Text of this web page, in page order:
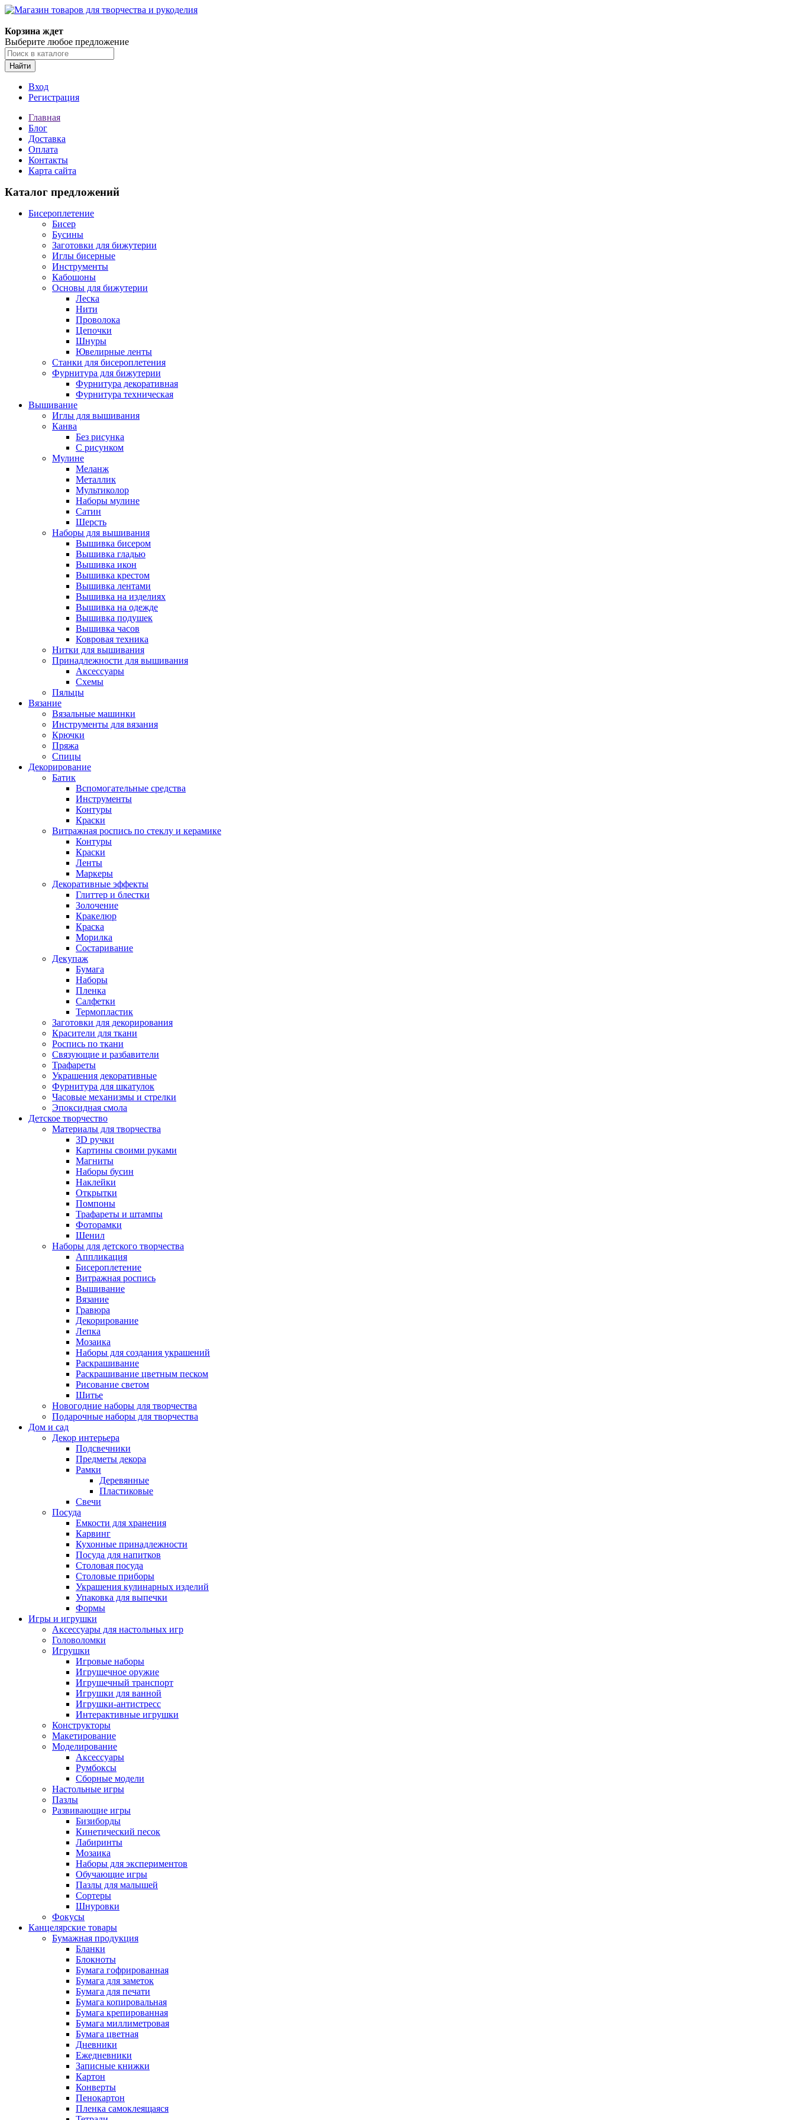
Корзина ждет
Выберите любое предложение
Найти
Вход
Регистрация
Главная
Блог
Доставка
Оплата
Контакты
Карта сайта
Каталог предложений
Бисероплетение
Бисер
Бусины
Заготовки для бижутерии
Иглы бисерные
Инструменты
Кабошоны
Основы для бижутерии
Леска
Нити
Проволока
Цепочки
Шнуры
Ювелирные ленты
Станки для бисероплетения
Фурнитура для бижутерии
Фурнитура декоративная
Фурнитура техническая
Вышивание
Иглы для вышивания
Канва
Без рисунка
С рисунком
Мулине
Меланж
Металлик
Мультиколор
Наборы мулине
Сатин
Шерсть
Наборы для вышивания
Вышивка бисером
Вышивка гладью
Вышивка икон
Вышивка крестом
Вышивка лентами
Вышивка на изделиях
Вышивка на одежде
Вышивка подушек
Вышивка часов
Ковровая техника
Нитки для вышивания
Принадлежности для вышивания
Аксессуары
Схемы
Пяльцы
Вязание
Вязальные машинки
Инструменты для вязания
Крючки
Пряжа
Спицы
Декорирование
Батик
Вспомогательные средства
Инструменты
Контуры
Краски
Витражная роспись по стеклу и керамике
Контуры
Краски
Ленты
Маркеры
Декоративные эффекты
Глиттер и блестки
Золочение
Кракелюр
Краска
Морилка
Состаривание
Декупаж
Бумага
Наборы
Пленка
Салфетки
Термопластик
Заготовки для декорирования
Красители для ткани
Роспись по ткани
Связующие и разбавители
Трафареты
Украшения декоративные
Фурнитура для шкатулок
Часовые механизмы и стрелки
Эпоксидная смола
Детское творчество
Материалы для творчества
3D ручки
Картины своими руками
Магниты
Наборы бусин
Наклейки
Открытки
Помпоны
Трафареты и штампы
Фоторамки
Шенил
Наборы для детского творчества
Аппликация
Бисероплетение
Витражная роспись
Вышивание
Вязание
Гравюра
Декорирование
Лепка
Мозаика
Наборы для создания украшений
Раскрашивание
Раскрашивание цветным песком
Рисование светом
Шитье
Новогодние наборы для творчества
Подарочные наборы для творчества
Дом и сад
Декор интерьера
Подсвечники
Предметы декора
Рамки
Деревянные
Пластиковые
Свечи
Посуда
Емкости для хранения
Карвинг
Кухонные принадлежности
Посуда для напитков
Столовая посуда
Столовые приборы
Украшения кулинарных изделий
Упаковка для выпечки
Формы
Игры и игрушки
Аксессуары для настольных игр
Головоломки
Игрушки
Игровые наборы
Игрушечное оружие
Игрушечный транспорт
Игрушки для ванной
Игрушки-антистресс
Интерактивные игрушки
Конструкторы
Макетирование
Моделирование
Аксессуары
Румбоксы
Сборные модели
Настольные игры
Пазлы
Развивающие игры
Бизиборды
Кинетический песок
Лабиринты
Мозаика
Наборы для экспериментов
Обучающие игры
Пазлы для малышей
Сортеры
Шнуровки
Фокусы
Канцелярские товары
Бумажная продукция
Бланки
Блокноты
Бумага гофрированная
Бумага для заметок
Бумага для печати
Бумага копировальная
Бумага крепированная
Бумага миллиметровая
Бумага цветная
Дневники
Ежедневники
Записные книжки
Картон
Конверты
Пенокартон
Пленка самоклеящаяся